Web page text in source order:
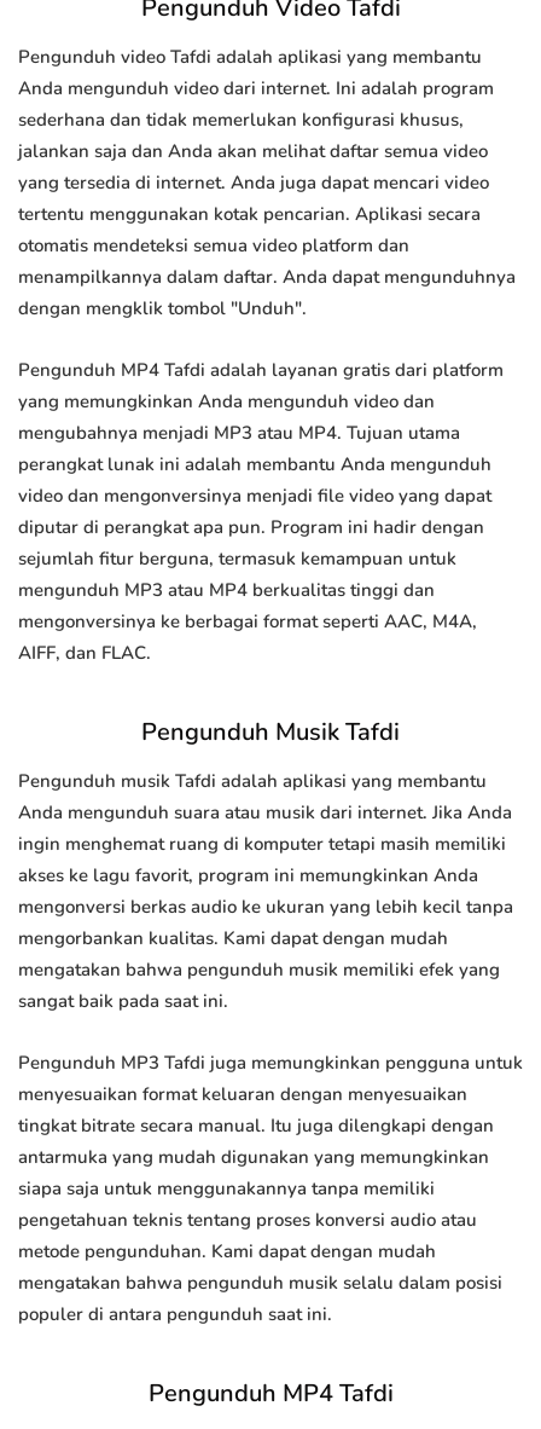
Pengunduh Video Tafdi
Pengunduh video Tafdi adalah aplikasi yang membantu
Anda mengunduh video dari internet. Ini adalah program
sederhana dan tidak memerlukan konfigurasi khusus,
jalankan saja dan Anda akan melihat daftar semua video
yang tersedia di internet. Anda juga dapat mencari video
tertentu menggunakan kotak pencarian. Aplikasi secara
otomatis mendeteksi semua video platform dan
menampilkannya dalam daftar. Anda dapat mengunduhnya
dengan mengklik tombol "Unduh".
Pengunduh MP4 Tafdi adalah layanan gratis dari platform
yang memungkinkan Anda mengunduh video dan
mengubahnya menjadi MP3 atau MP4. Tujuan utama
perangkat lunak ini adalah membantu Anda mengunduh
video dan mengonversinya menjadi file video yang dapat
diputar di perangkat apa pun. Program ini hadir dengan
sejumlah fitur berguna, termasuk kemampuan untuk
mengunduh MP3 atau MP4 berkualitas tinggi dan
mengonversinya ke berbagai format seperti AAC, M4A,
AIFF, dan FLAC.
Pengunduh Musik Tafdi
Pengunduh musik Tafdi adalah aplikasi yang membantu
Anda mengunduh suara atau musik dari internet. Jika Anda
ingin menghemat ruang di komputer tetapi masih memiliki
akses ke lagu favorit, program ini memungkinkan Anda
mengonversi berkas audio ke ukuran yang lebih kecil tanpa
mengorbankan kualitas. Kami dapat dengan mudah
mengatakan bahwa pengunduh musik memiliki efek yang
sangat baik pada saat ini.
Pengunduh MP3 Tafdi juga memungkinkan pengguna untuk
menyesuaikan format keluaran dengan menyesuaikan
tingkat bitrate secara manual. Itu juga dilengkapi dengan
antarmuka yang mudah digunakan yang memungkinkan
siapa saja untuk menggunakannya tanpa memiliki
pengetahuan teknis tentang proses konversi audio atau
metode pengunduhan. Kami dapat dengan mudah
mengatakan bahwa pengunduh musik selalu dalam posisi
populer di antara pengunduh saat ini.
Pengunduh MP4 Tafdi